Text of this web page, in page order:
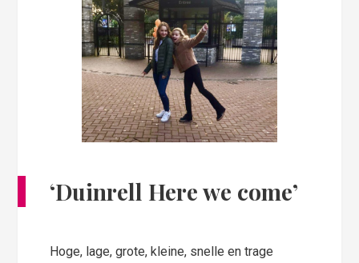
‘Duinrell Here we come’
Hoge, lage, grote, kleine, snelle en trage